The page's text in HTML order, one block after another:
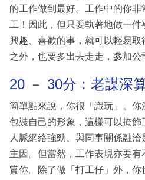
的工作做到最好。工作中的你
工！因此，但只要執著地做一
興趣、喜歡的事，就可以輕易
之外，也要多出去走走，參加公
20 － 30分：老謀深
簡單點來說，你很「識玩」。
包裝自己的形象，這樣可以掩飾
人脈網絡強勁、與同事關係融
主因。但當然，工作表現亦要
賞你。除了做「打工仔」外，